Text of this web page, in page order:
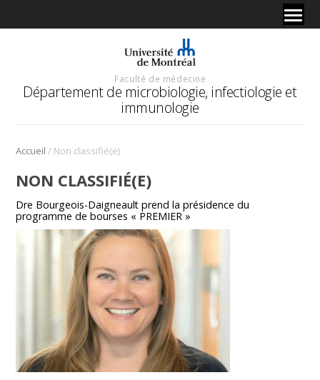
Faculté de médecine
Département de microbiologie, infectiologie et
immunologie
Accueil / Non classifié(e)
NON CLASSIFIÉ(E)
Dre Bourgeois-Daigneault prend la présidence du
programme de bourses « PREMIER »